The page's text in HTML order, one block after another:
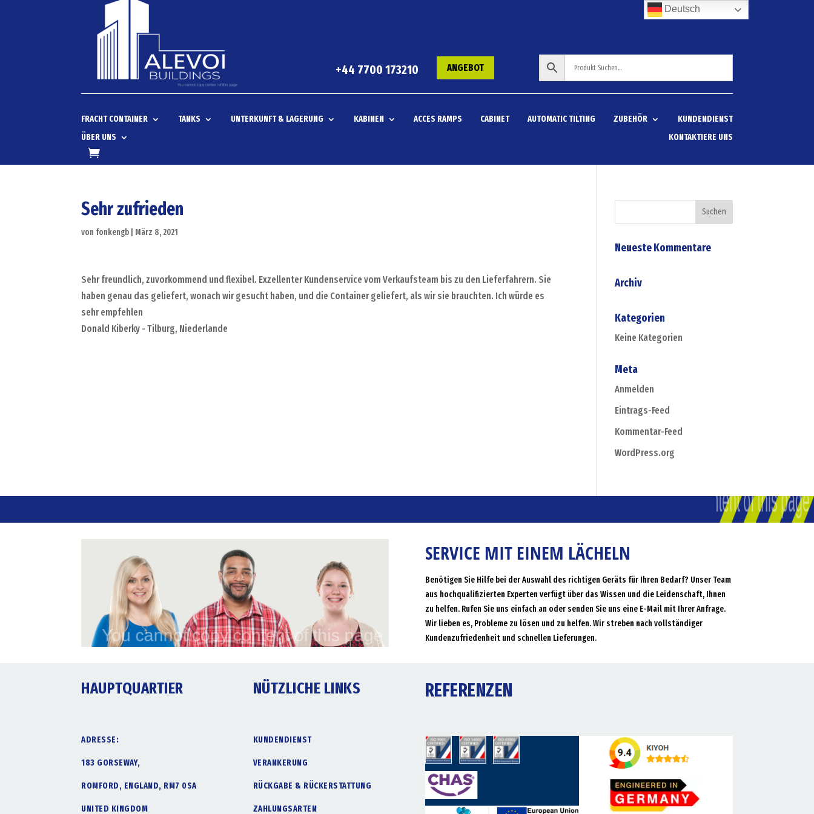
+44 7700 173210 ANGEBOT
FRACHT CONTAINER TANKS UNTERKUNFT & LAGERUNG KABINEN ACCES RAMPS CABINET AUTOMATIC TILTING ZUBEHÖR
KUNDENDIENST
ÜBER UNS
KONTAKTIERE UNS
Sehr zufrieden
von fonkengb März 8, 2021
Sehr freundlich, zuvorkommend und flexibel. Exzellenter Kundenservice vom Verkaufsteam bis zu den Lieferfahrern. Sie
haben genau das geliefert, wonach wir gesucht haben, und die Container geliefert, als wir sie brauchten. Ich würde es
sehr empfehlen
Donald Kiberky - Tilburg, Niederlande
Neueste Kommentare
Archiv
Kategorien
Keine Kategorien
Meta
Anmelden
Eintrags-Feed
Kommentar-Feed
WordPress.org
SERVICE MIT EINEM LÄCHELN
Benötigen Sie Hilfe bei der Auswahl des richtigen Geräts für Ihren Bedarf? Unser Team
aus hochqualifizierten Experten verfügt über das Wissen und die Leidenschaft, Ihnen
zu helfen. Rufen Sie uns einfach an oder senden Sie uns eine E-Mail mit Ihrer Anfrage.
Wir lieben es, Probleme zu lösen und zu helfen. Wir streben nach vollständiger
Kundenzufriedenheit und schnellen Lieferungen.
HAUPTQUARTIER
ADRESSE:
183 GORSEWAY,
ROMFORD, ENGLAND, RM7 0SA
UNITED KINGDOM
NÜTZLICHE LINKS
KUNDENDIENST
VERANKERUNG
RÜCKGABE & RÜCKERSTATTUNG
ZAHLUNGSARTEN
REFERENZEN
Deutsch